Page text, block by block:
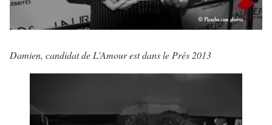
Damien, candidat de L’Amour est dans le Prés 2013